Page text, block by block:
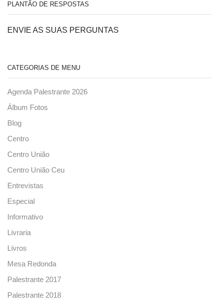
PLANTÃO DE RESPOSTAS
ENVIE AS SUAS PERGUNTAS
CATEGORIAS DE MENU
Agenda Palestrante 2026
Álbum Fotos
Blog
Centro
Centro União
Centro União Ceu
Entrevistas
Especial
Informativo
Livraria
Livros
Mesa Redonda
Palestrante 2017
Palestrante 2018